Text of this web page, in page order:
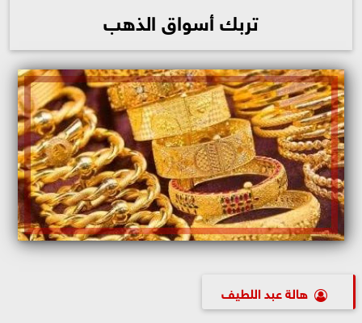
تربك أسواق الذهب
هالة عبد اللطيف